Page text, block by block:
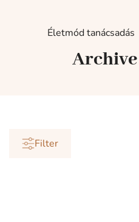
Életmód tanácsadás
Filter